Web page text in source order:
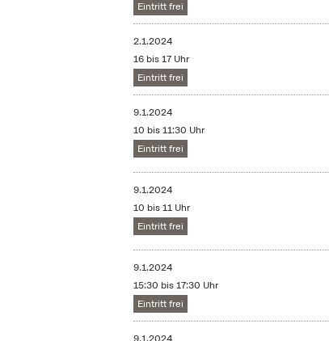
Eintritt frei
2.1.2024
16 bis 17 Uhr
Eintritt frei
9.1.2024
10 bis 11:30 Uhr
Eintritt frei
9.1.2024
10 bis 11 Uhr
Eintritt frei
9.1.2024
15:30 bis 17:30 Uhr
Eintritt frei